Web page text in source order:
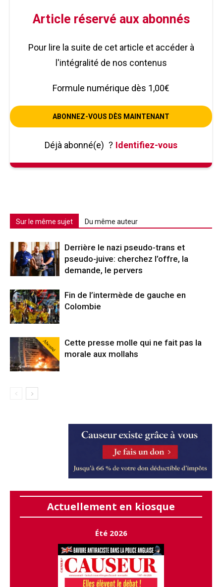
Article réservé aux abonnés
Pour lire la suite de cet article et accéder à
l'intégralité de nos contenus
Formule numérique dès 1,00€
ABONNEZ-VOUS DÈS MAINTENANT
Déjà abonné(e) ? Identifiez-vous
Sur le même sujet Du même auteur
Derrière le nazi pseudo-trans et
pseudo-juive: cherchez l’offre, la
demande, le pervers
Fin de l’intermède de gauche en
Colombie
Abonné
Cette presse molle qui ne fait pas la
morale aux mollahs
Actuellement en kiosque
Été 2026